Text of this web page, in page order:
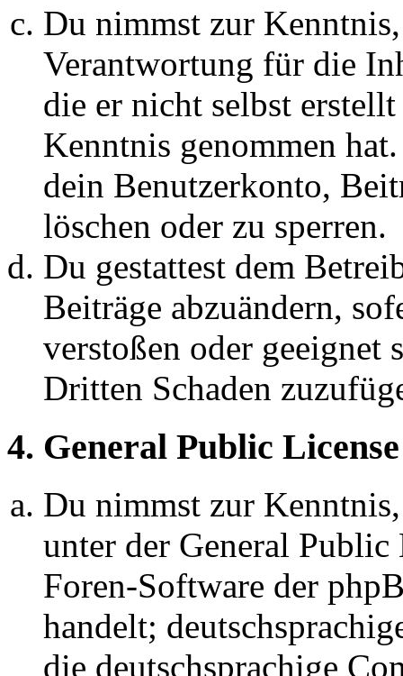
Du nimmst zur
Verantwortung für die
die er nicht selbst
Kenntnis genommen
dein Benutzerkonto,
löschen oder zu sperren.
Du gestattest dem
Beiträge abzuändern,
verstoßen oder geeignet
Dritten Schaden
4. General Public License
Du nimmst zur
unter der General
Foren-Software der
handelt;
die deutschsprachige